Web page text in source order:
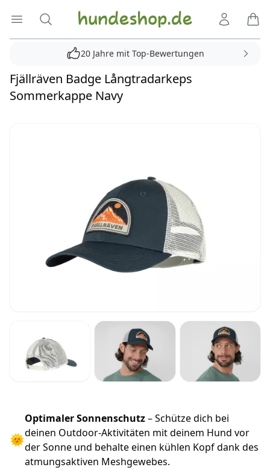
Menü öffnen
Suche Hundeshop.de
20 Jahre mit Top-Bewertungen
Fjällräven Badge Långtradarkeps
Sommerkappe Navy
🌞
Optimaler Sonnenschutz– Schütze dich bei
deinen Outdoor-Aktivitäten mit deinem Hund vor
der Sonne und behalte einen kühlen Kopf dank des
atmungsaktiven Meshgewebes.